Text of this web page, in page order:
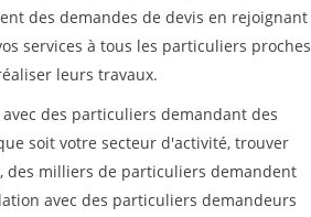
des demandes de devis en rejoignant
services à tous les particuliers proches
leurs travaux.
des particuliers demandant des
soit votre secteur d'activité, trouver
des milliers de particuliers demandent
avec des particuliers demandeurs